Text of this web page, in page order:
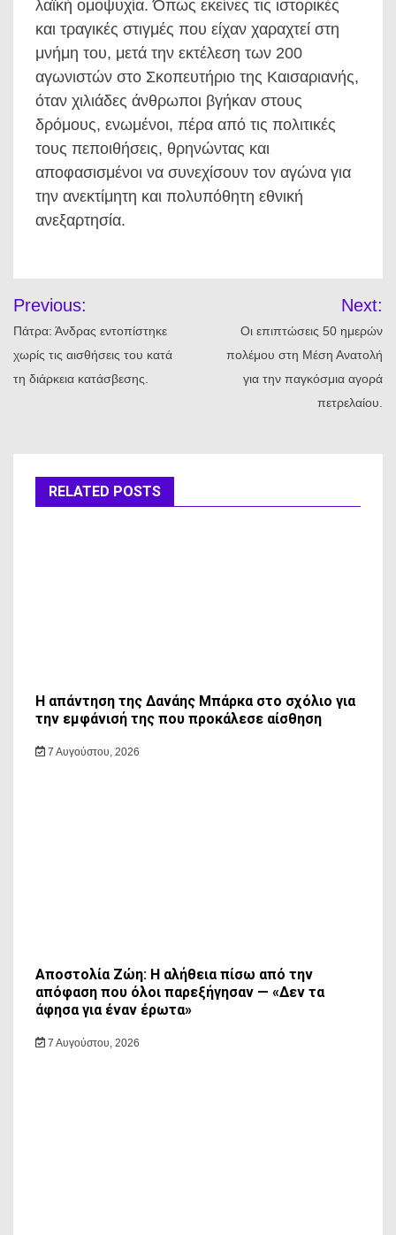
λαϊκή ομοψυχία. Όπως εκείνες τις ιστορικές
και τραγικές στιγμές που είχαν χαραχτεί στη
μνήμη του, μετά την εκτέλεση των 200
αγωνιστών στο Σκοπευτήριο της Καισαριανής,
όταν χιλιάδες άνθρωποι βγήκαν στους
δρόμους, ενωμένοι, πέρα από τις πολιτικές
τους πεποιθήσεις, θρηνώντας και
αποφασισμένοι να συνεχίσουν τον αγώνα για
την ανεκτίμητη και πολυπόθητη εθνική
ανεξαρτησία.
άρθρων
Previous:
Πάτρα: Άνδρας εντοπίστηκε
χωρίς τις αισθήσεις του κατά
τη διάρκεια κατάσβεσης.
Next:
Οι επιπτώσεις 50 ημερών
πολέμου στη Μέση Ανατολή
για την παγκόσμια αγορά
πετρελαίου.
RELATED POSTS
Η απάντηση της Δανάης Μπάρκα στο σχόλιο για
την εμφάνισή της που προκάλεσε αίσθηση
7 Αυγούστου, 2026
Αποστολία Ζώη: Η αλήθεια πίσω από την
απόφαση που όλοι παρεξήγησαν — «Δεν τα
άφησα για έναν έρωτα»
7 Αυγούστου, 2026